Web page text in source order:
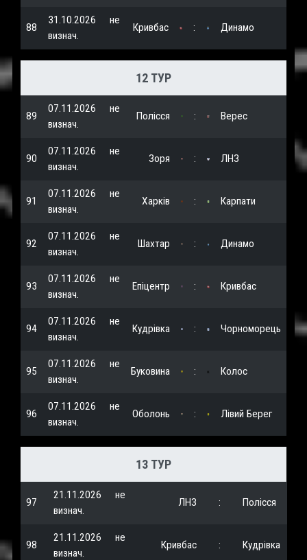
88
31.10.2026
не
визнач.
Кривбас : Динамо
12 ТУР
89
07.11.2026
не
визнач.
Полісся : Верес
90
07.11.2026
не
визнач.
Зоря : ЛНЗ
91
07.11.2026
не
визнач.
Харків : Карпати
92
07.11.2026
не
визнач.
Шахтар : Динамо
93
07.11.2026
не
визнач.
Епіцентр : Кривбас
94
07.11.2026
не
визнач.
Кудрівка : Чорноморець
95
07.11.2026
не
визнач.
Буковина : Колос
96
07.11.2026
не
визнач.
Оболонь : Лівий Берег
13 ТУР
97
21.11.2026
не
визнач.
ЛНЗ : Полісся
98
21.11.2026
не
визнач.
Кривбас : Кудрівка